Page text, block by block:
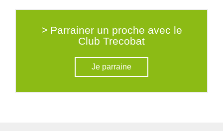
> Parrainer un proche avec le
Club Trecobat
Je parraine